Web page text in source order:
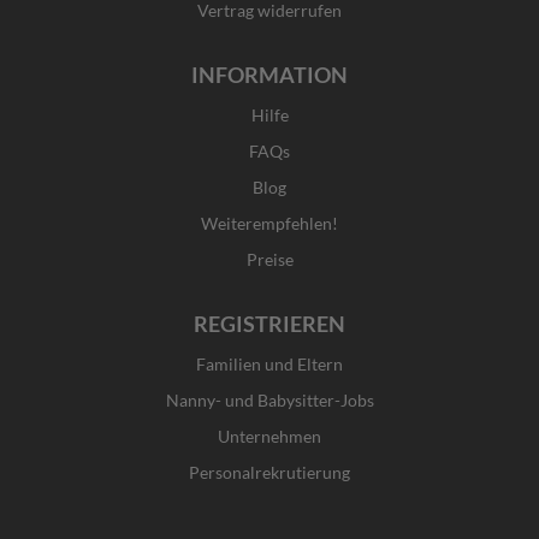
Vertrag widerrufen
INFORMATION
Hilfe
FAQs
Blog
Weiterempfehlen!
Preise
REGISTRIEREN
Familien und Eltern
Nanny- und Babysitter-Jobs
Unternehmen
Personalrekrutierung